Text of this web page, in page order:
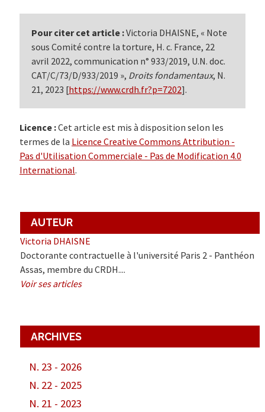
Pour citer cet article :Victoria DHAISNE, « Note
sous Comité contre la torture, H. c. France, 22
avril 2022, communication n° 933/2019, U.N. doc.
CAT/C/73/D/933/2019 », Droits fondamentaux, N.
21, 2023 [https://www.crdh.fr?p=7202].
Licence :Cet article est mis à disposition selon les
termes de la Licence Creative Commons Attribution -
Pas d'Utilisation Commerciale - Pas de Modification 4.0
International.
AUTEUR
Victoria DHAISNE
Doctorante contractuelle à l'université Paris 2 - Panthéon
Assas, membre du CRDH....
Voir ses articles
ARCHIVES
N. 23 - 2026
N. 22 - 2025
N. 21 - 2023